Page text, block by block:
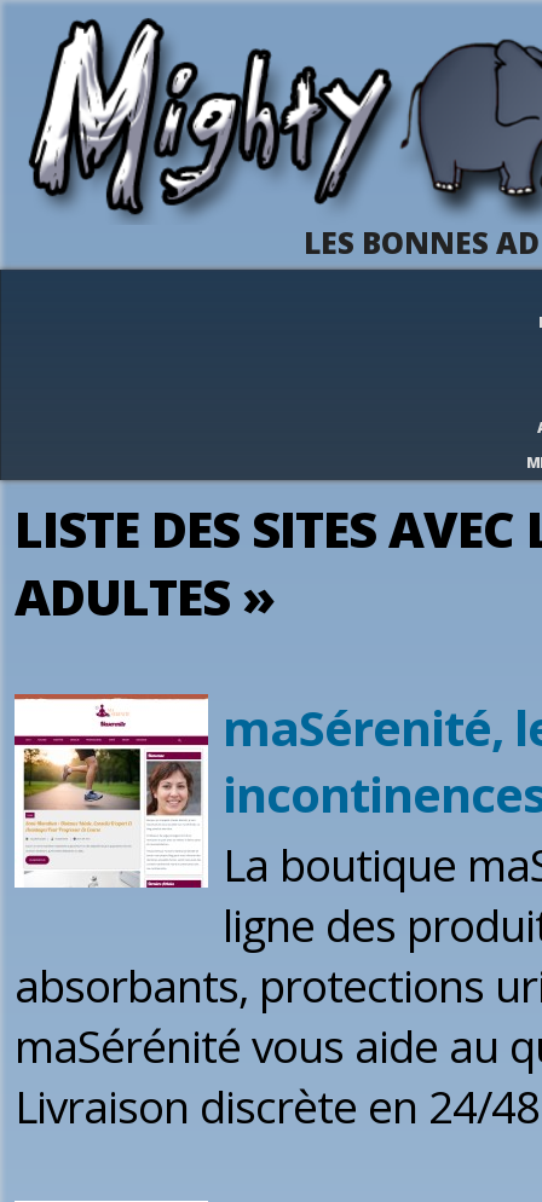
LES BONNES
LISTE DES SITES
ADULTES »
maSérenité,
La boutique
ligne des
absorbants, protections
maSérénité vous aide au
Livraison discrète en 24/